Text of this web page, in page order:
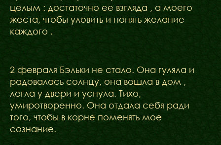
целым : достаточно ее взгляда , а моего
жеста, чтобы уловить и понять желание
каждого .
2 февраля Бэльки не стало. Она гуляла и
радовалась солнцу, она вошла в дом ,
легла у двери и уснула. Тихо,
умиротворенно. Она отдала себя ради
того, чтобы в корне поменять мое
сознание.